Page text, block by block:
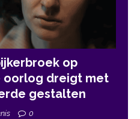
op
oorlog dreigt met
gestalten
0